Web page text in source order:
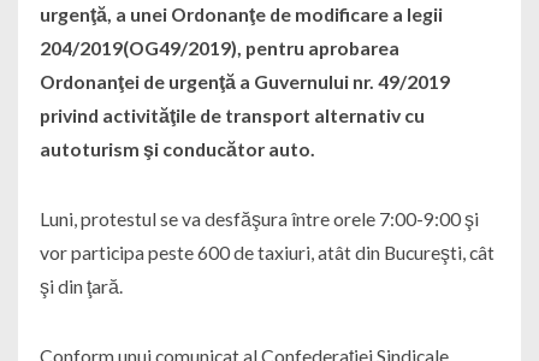
urgenţă, a unei Ordonanţe de modificare a legii
204/2019(OG49/2019), pentru aprobarea
Ordonanţei de urgenţă a Guvernului nr. 49/2019
privind activităţile de transport alternativ cu
autoturism şi conducător auto.
Luni, protestul se va desfăşura între orele 7:00-9:00 şi
vor participa peste 600 de taxiuri, atât din Bucureşti, cât
şi din ţară.
Conform unui comunicat al Confederaţiei Sindicale